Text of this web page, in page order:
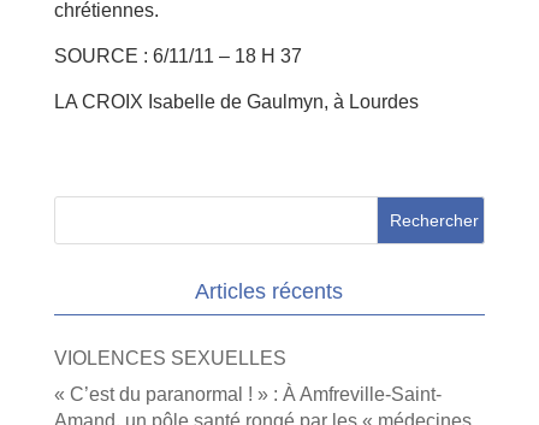
chrétiennes.
SOURCE : 6/11/11 – 18 H 37
LA CROIX Isabelle de Gaulmyn, à Lourdes
Articles récents
VIOLENCES SEXUELLES
« C’est du paranormal ! » : À Amfreville-Saint-
Amand, un pôle santé rongé par les « médecines